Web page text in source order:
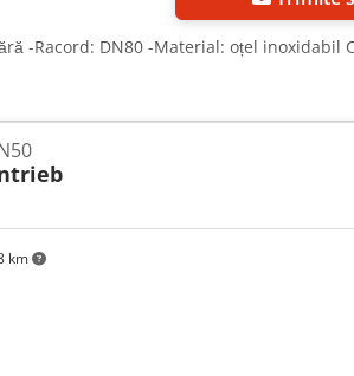
-Racord: DN80 -Material: oțel inoxidabil
km